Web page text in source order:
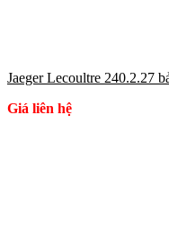
Jaeger Lecoultre 240.2.27
Giá liên hệ